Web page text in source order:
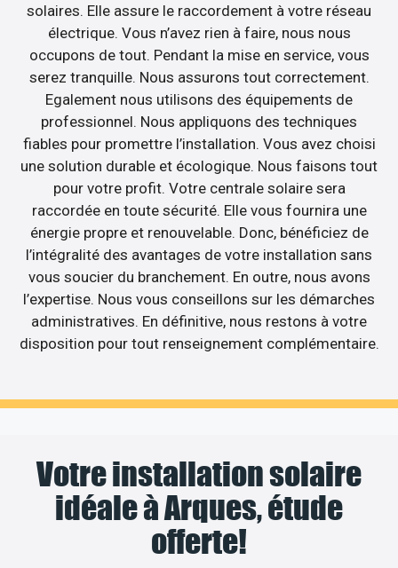
solaires. Elle assure le raccordement à votre réseau
électrique. Vous n’avez rien à faire, nous nous
occupons de tout. Pendant la mise en service, vous
serez tranquille. Nous assurons tout correctement.
Egalement nous utilisons des équipements de
professionnel. Nous appliquons des techniques
fiables pour promettre l’installation. Vous avez choisi
une solution durable et écologique. Nous faisons tout
pour votre profit. Votre centrale solaire sera
raccordée en toute sécurité. Elle vous fournira une
énergie propre et renouvelable. Donc, bénéficiez de
l’intégralité des avantages de votre installation sans
vous soucier du branchement. En outre, nous avons
l’expertise. Nous vous conseillons sur les démarches
administratives. En définitive, nous restons à votre
disposition pour tout renseignement complémentaire.
Votre installation solaire
idéale à Arques, étude
offerte!